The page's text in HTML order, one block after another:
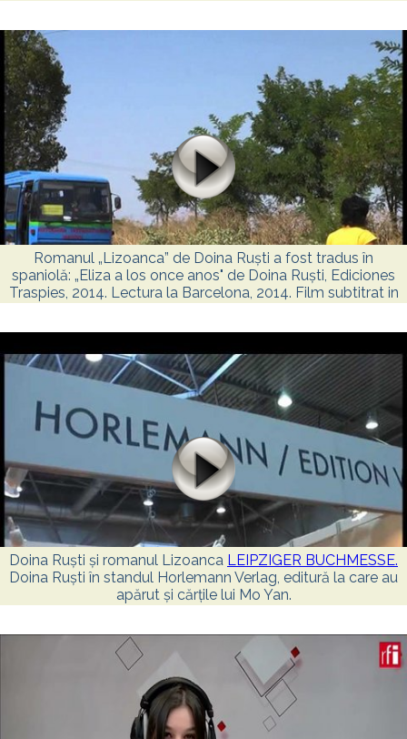
Romanul „Lizoanca” de Doina Ruști a fost tradus în
spaniolă: „Eliza a los once anos" de Doina Ruști, Ediciones
Traspies, 2014. Lectura la Barcelona, 2014. Film subtitrat in
Doina Ruști și romanul Lizoanca LEIPZIGER BUCHMESSE.
Doina Ruști în standul Horlemann Verlag, editură la care au
apărut și cărțile lui Mo Yan.